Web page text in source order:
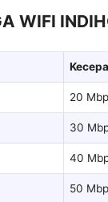
WIFI
20
30
40
50